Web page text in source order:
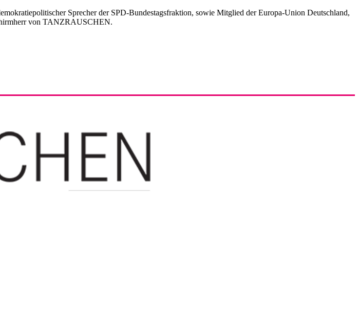
Sprecher der SPD-Bundestagsfraktion, sowie Mitglied der Europa-Union Deutschland,
von TANZRAUSCHEN.